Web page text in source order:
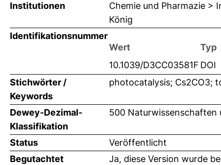
Institutionen
Chemie und Pharmazie >
König
Identifikationsnummer
Wert
Typ
10.1039/D3CC03581F DOI
Stichwörter /
Keywords
photocatalysis; Cs2CO3;
Dewey-Dezimal-
Klassifikation
500 Naturwissenschaften
Status
Veröffentlicht
Begutachtet
Ja, diese Version wurde